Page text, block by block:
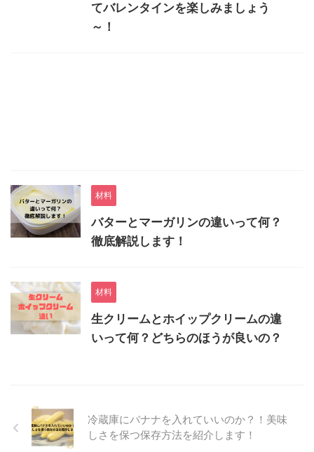
てバレンタインを楽しみましょう
～！
材料
バターとマーガリンの違いって何？
徹底解説します！
材料
生クリームとホイップクリームの違
いって何？どちらのほうが良いの？
冷蔵庫にバナナを入れていいのか？！美味
しさを保つ保存方法を紹介します！